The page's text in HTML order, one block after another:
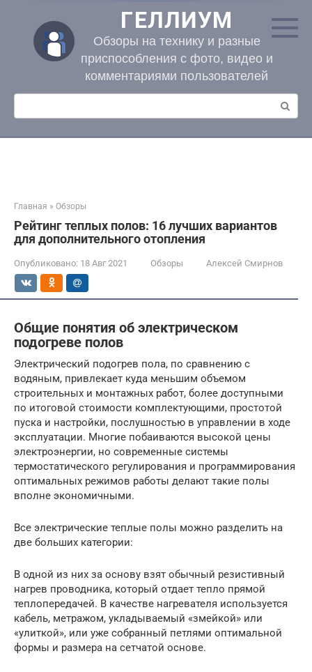
контенту
ГЕЛЛИУМ
Обзоры на технику и разные
приспособления с фото, видео и
комментариями пользователей
Поиск:
Главная » Обзоры
Рейтинг теплых полов: 16 лучших вариантов
для дополнительного отопления
Опубликовано: 18 Авг 2021 Обзоры Алексей Смирнов
Общие понятия об электрическом
подогреве полов
Электрический подогрев пола, по сравнению с
водяным, привлекает куда меньшим объемом
строительных и монтажных работ, более доступными
по итоговой стоимости комплектующими, простотой
пуска и настройки, послушностью в управлении в ходе
эксплуатации. Многие побаиваются высокой цены
электроэнергии, но современные системы
термостатического регулирования и программирования
оптимальных режимов работы делают такие полы
вполне экономичными.
Все электрические теплые полы можно разделить на
две больших категории:
В одной из них за основу взят обычный резистивный
нагрев проводника, который отдает тепло прямой
теплопередачей. В качестве нагревателя используется
кабель, метражом, укладываемый «змейкой» или
«улиткой», или уже собранный петлями оптимальной
формы и размера на сетчатой основе.